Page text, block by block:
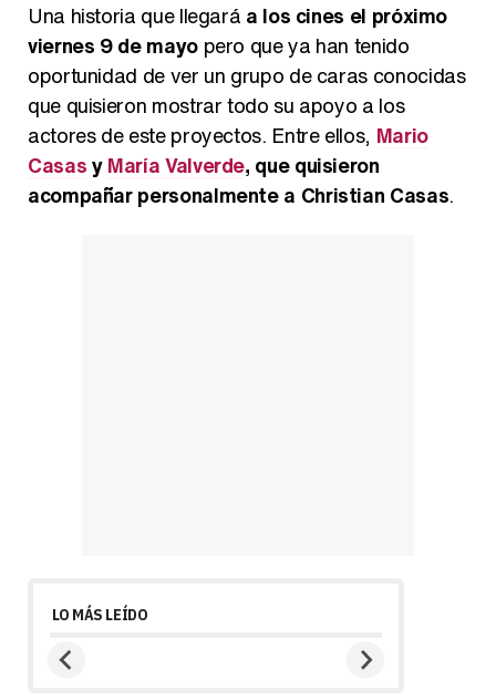
Una historia que llegará a los cines el próximo
viernes 9 de mayopero que ya han tenido
oportunidad de ver un grupo de caras conocidas
que quisieron mostrar todo su apoyo a los
actores de este proyectos. Entre ellos, Mario
CasasyMaría Valverde, que quisieron
acompañar personalmente a Christian Casas.
LO MÁS LEÍDO